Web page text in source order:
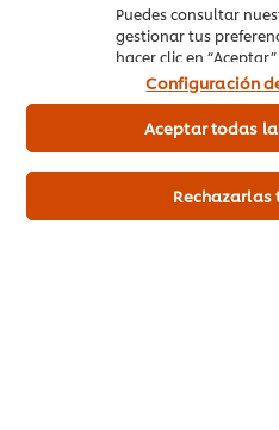
Inscribirme
Puedes consultar
gestionar tus
hacer clic en
de las cookies.
Configuración
Rechazarlas
Aceptar todas